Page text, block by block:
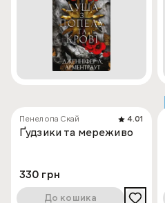
Пенелопа Скай 4.01
Ґудзики та мереживо
330 грн
До кошика